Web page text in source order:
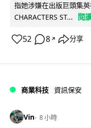
指她涉嫌在出版巨頭集
CHARACTERS ST...
閱
52 8 ↗ 分享
商業科技 資訊保安
Vin 8 小時